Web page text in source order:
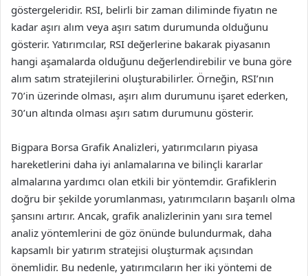
göstergeleridir. RSI, belirli bir zaman diliminde fiyatın ne
kadar aşırı alım veya aşırı satım durumunda olduğunu
gösterir. Yatırımcılar, RSI değerlerine bakarak piyasanın
hangi aşamalarda olduğunu değerlendirebilir ve buna göre
alım satım stratejilerini oluşturabilirler. Örneğin, RSI’nın
70’in üzerinde olması, aşırı alım durumunu işaret ederken,
30’un altında olması aşırı satım durumunu gösterir.
Bigpara Borsa Grafik Analizleri, yatırımcıların piyasa
hareketlerini daha iyi anlamalarına ve bilinçli kararlar
almalarına yardımcı olan etkili bir yöntemdir. Grafiklerin
doğru bir şekilde yorumlanması, yatırımcıların başarılı olma
şansını artırır. Ancak, grafik analizlerinin yanı sıra temel
analiz yöntemlerini de göz önünde bulundurmak, daha
kapsamlı bir yatırım stratejisi oluşturmak açısından
önemlidir. Bu nedenle, yatırımcıların her iki yöntemi de